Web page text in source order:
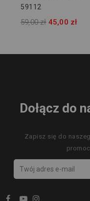
59112
59,00 zł 45,00 zł
Dołącz do
Zapisz się do